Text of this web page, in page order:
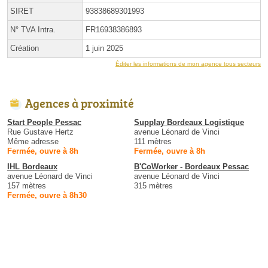
SIRET 93838689301993
N° TVA Intra. FR16938386893
Création 1 juin 2025
Éditer les informations de mon agence tous secteurs
Agences à proximité
Start People Pessac
Rue Gustave Hertz
Même adresse
Fermée, ouvre à 8h
Supplay Bordeaux Logistique
avenue Léonard de Vinci
111 mètres
Fermée, ouvre à 8h
IHL Bordeaux
avenue Léonard de Vinci
157 mètres
Fermée, ouvre à 8h30
B'CoWorker - Bordeaux Pessac
avenue Léonard de Vinci
315 mètres